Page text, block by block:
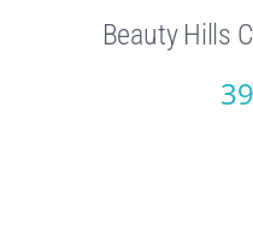
Beauty Hills